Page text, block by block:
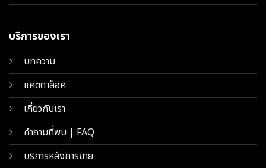
บริการของเรา
บทความ
แคตตาล็อค
เกี่ยวกับเรา
คำถามที่พบ | FAQ
บริการหลังการขาย